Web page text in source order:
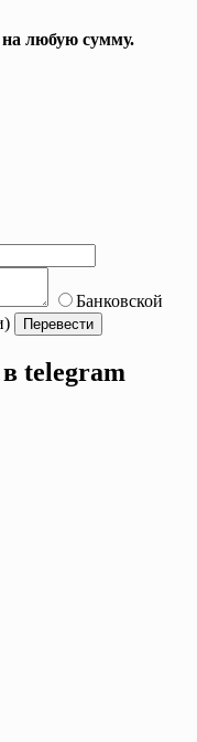
любую сумму.
Банковской
telegram